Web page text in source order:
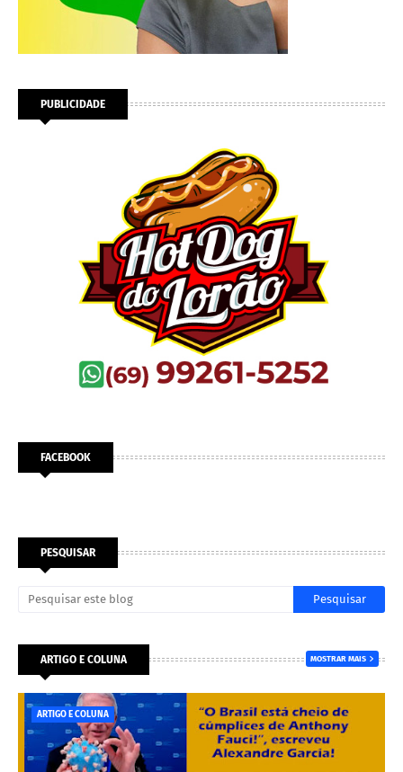
PUBLICIDADE
FACEBOOK
PESQUISAR
ARTIGO E COLUNA MOSTRAR MAIS
ARTIGO E COLUNA